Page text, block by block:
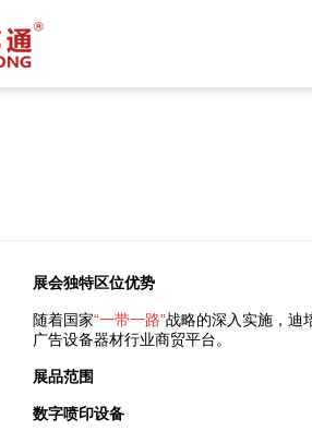
展会独特区位优势
随着国家“一带一路”战略的深入实施，迪
广告设备器材行业商贸平台。
展品范围
数字喷印设备